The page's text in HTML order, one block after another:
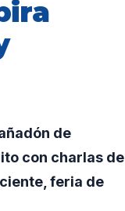
de
con charlas de
feria de